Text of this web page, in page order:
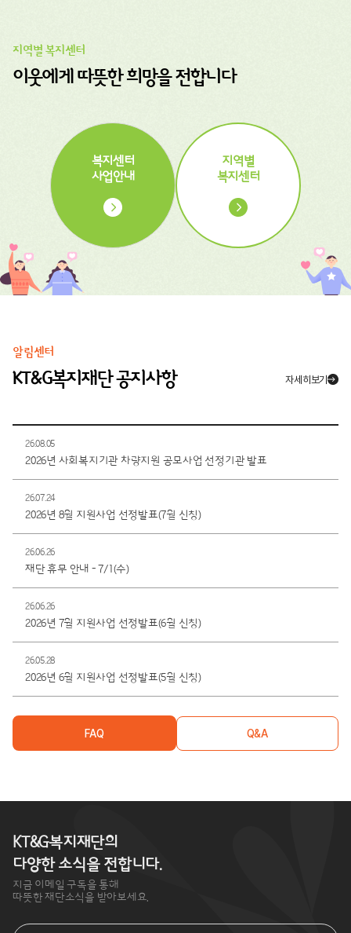
지역별 복지센터
이웃에게 따뜻한 희망을 전합니다
복지센터
사업안내
지역별
복지센터
알림센터
KT&G복지재단 공지사항 자세히보기
26.08.05
2026년 사회복지기관 차량지원 공모사업 선정기관 발표
26.07.24
2026년 8월 지원사업 선정발표(7월 신청)
26.06.26
재단 휴무 안내 - 7/1(수)
26.06.26
2026년 7월 지원사업 선정발표(6월 신청)
26.05.28
2026년 6월 지원사업 선정발표(5월 신청)
FAQ Q&A
KT&G복지재단의
다양한 소식을 전합니다.
지금 이메일 구독을 통해
따뜻한 재단소식을 받아보세요.